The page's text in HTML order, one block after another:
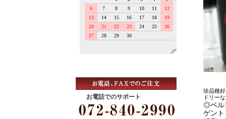
お電話でのサポート
珍品種
ドリー
◎ベル
ゲン